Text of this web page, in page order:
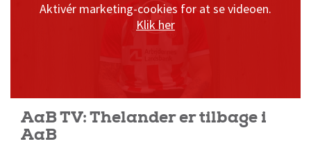
Aktivér marketing-cookies for at se videoen.
Klik her
AaB TV: Thelander er tilbage i
AaB